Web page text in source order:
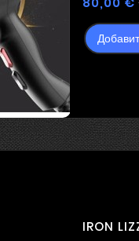
IRON